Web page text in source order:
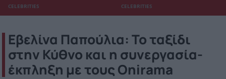
CELEBRITIES CELEBRITIES
Εβελίνα Παπούλια: Το ταξίδι
στην Κύθνο και η συνεργασία-
έκπληξη με τους Onirama